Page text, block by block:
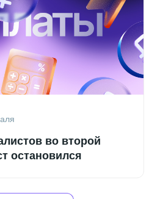
во второй
остановился